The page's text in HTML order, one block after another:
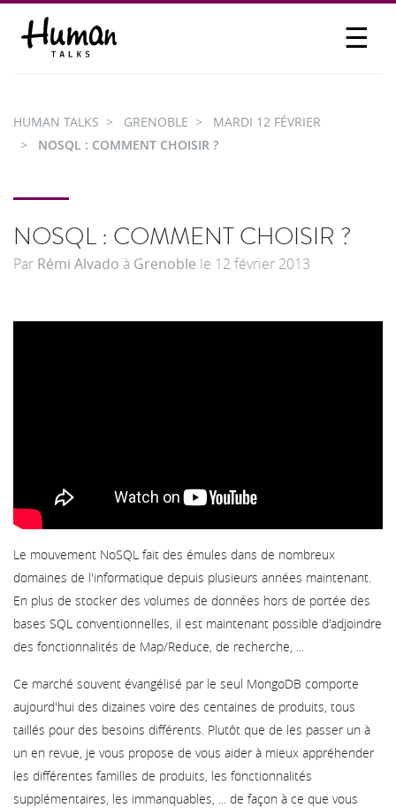
☰
PARTICIPER
HUMAN TALKS GRENOBLE
MARDI 12 FÉVRIER
NOSQL : COMMENT CHOISIR ?
NOSQL : COMMENT CHOISIR ?
Par Rémi Alvado à Grenoble le 12 février 2013
Le mouvement NoSQL fait des émules dans de nombreux
domaines de l'informatique depuis plusieurs années maintenant.
En plus de stocker des volumes de données hors de portée des
bases SQL conventionnelles, il est maintenant possible d'adjoindre
des fonctionnalités de Map/Reduce, de recherche, ...
Ce marché souvent évangélisé par le seul MongoDB comporte
aujourd'hui des dizaines voire des centaines de produits, tous
taillés pour des besoins différents. Plutôt que de les passer un à
un en revue, je vous propose de vous aider à mieux appréhender
les différentes familles de produits, les fonctionnalités
supplémentaires, les immanquables, ... de façon à ce que vous